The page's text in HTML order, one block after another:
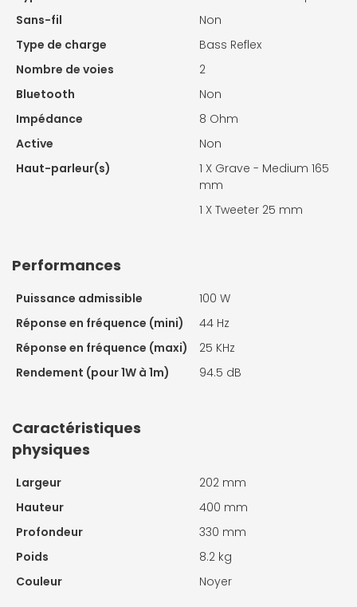
Sans-fil
Non
Type de charge
Bass Reflex
Nombre de voies
2
Bluetooth
Non
Impédance
8 Ohm
Active
Non
Haut-parleur(s)
1 X Grave - Medium 165
mm
1 X Tweeter 25 mm
Performances
Puissance admissible
100 W
Réponse en fréquence (mini)
44 Hz
Réponse en fréquence (maxi)
25 KHz
Rendement (pour 1W à 1m)
94.5 dB
Caractéristiques
physiques
Largeur
202 mm
Hauteur
400 mm
Profondeur
330 mm
Poids
8.2 kg
Couleur
Noyer